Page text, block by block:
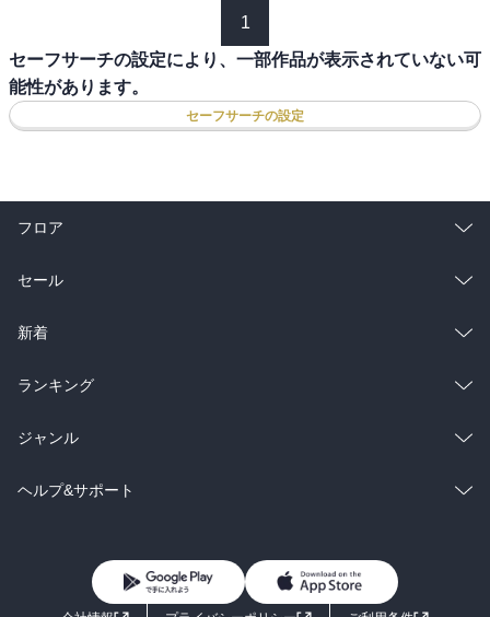
1
セーフサーチの設定により、一部作品が表示されていない可
能性があります。
セーフサーチの設定
フロア
総合
ラノベ
雑誌・グラビア
BL・TL
セール
総合
ラノベ
雑誌・グラビア
BL・TL
新着
総合
ラノベ
雑誌・グラビア
ランキング
総合
ラノベ
ジャンル
コミック
ライトノベル 男子向けラノベ
ヘルプ&サポート
よくあるご質問
お問い合わせ